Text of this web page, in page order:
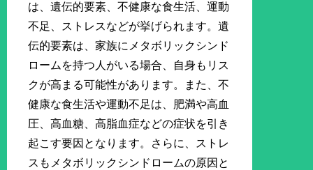
は、遺伝的要素、不健康な食生活、運動
不足、ストレスなどが挙げられます。遺
伝的要素は、家族にメタボリックシンド
ロームを持つ人がいる場合、自身もリス
クが高まる可能性があります。また、不
健康な食生活や運動不足は、肥満や高血
圧、高血糖、高脂血症などの症状を引き
起こす要因となります。さらに、ストレ
スもメタボリックシンドロームの原因と